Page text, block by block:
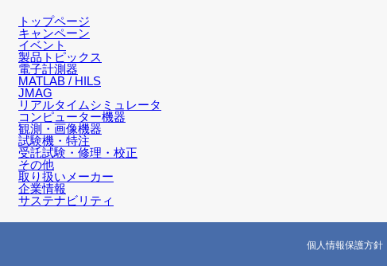
トップページ
キャンペーン
イベント
製品トピックス
電子計測器
MATLAB / HILS
JMAG
リアルタイムシミュレータ
コンピューター機器
観測・画像機器
試験機・特注
受託試験・修理・校正
その他
取り扱いメーカー
企業情報
サステナビリティ
個人情報保護方針